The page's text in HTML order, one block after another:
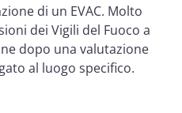
di un EVAC. Molto
dei Vigili del Fuoco a
dopo una valutazione
al luogo specifico.